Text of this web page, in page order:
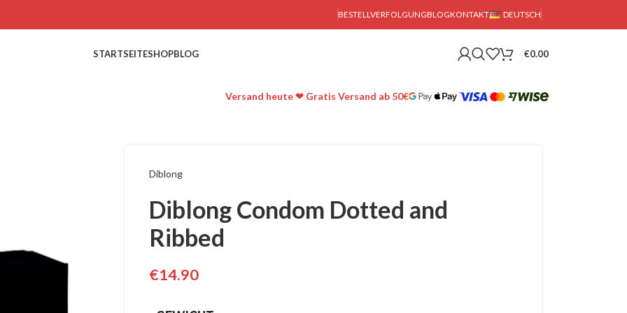
BESTELLVERFOLGUNGBLOGKONTAKT DEUTSCH
STARTSEITESHOPBLOG €0.00
Versand heute ❤ Gratis Versand ab 50€
Diblong
Diblong Condom Dotted and
Ribbed
€14.90